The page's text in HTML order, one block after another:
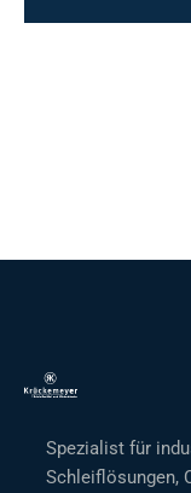
Spezialist für
Schleiflösungen,